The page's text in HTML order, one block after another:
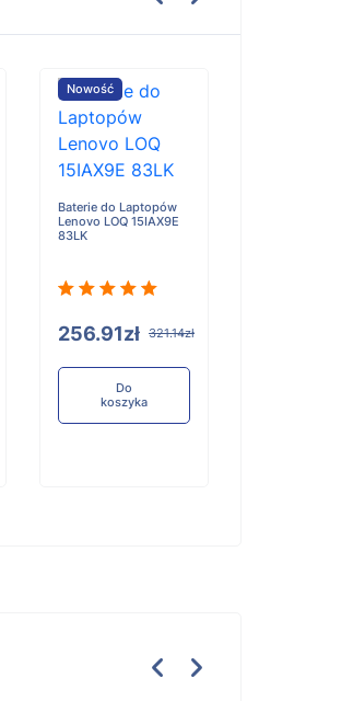
Nowość
Baterie do Laptopów
Lenovo LOQ 15IAX9E
83LK
256.91zł 321.14zł
Do
koszyka